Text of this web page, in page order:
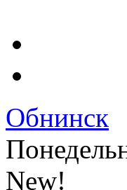
Обнинск
New!